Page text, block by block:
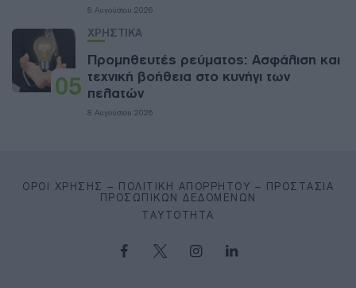
8 Αυγούστου 2026
05
ΧΡΗΣΤΙΚΑ
Προμηθευτές ρεύματος: Ασφάλιση και
τεχνική βοήθεια στο κυνήγι των
πελατών
8 Αυγούστου 2026
ΌΡΟΙ ΧΡΉΣΗΣ – ΠΟΛΙΤΙΚΉ ΑΠΟΡΡΉΤΟΥ – ΠΡΟΣΤΑΣΊΑ
ΠΡΟΣΩΠΙΚΏΝ ΔΕΔΟΜΈΝΩΝ
ΤΑΥΤΌΤΗΤΑ